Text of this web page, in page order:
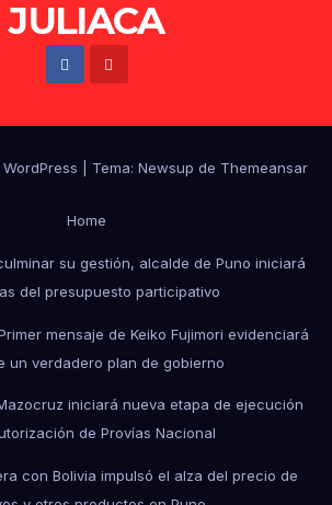
JULIACA
Tema: Newsup de Themeansar
Home
su gestión, alcalde de Puno iniciará
del presupuesto participativo
mensaje de Keiko Fujimori evidenciará
un verdadero plan de gobierno
iniciará nueva etapa de ejecución
de Provías Nacional
con Bolivia impulsó el alza del precio de